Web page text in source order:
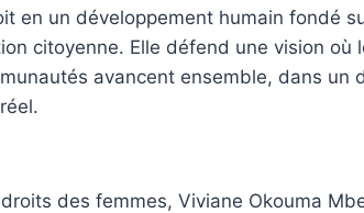
en un développement humain fondé
citoyenne. Elle défend une vision où
avancent ensemble, dans un
des femmes, Viviane Okouma